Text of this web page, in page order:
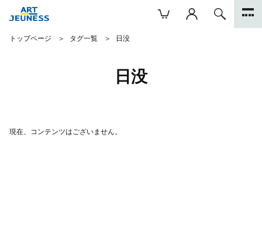
トップページ タグ一覧 日没
日没
現在、コンテンツはございません。